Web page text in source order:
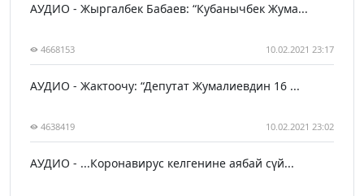
АУДИО - Жыргалбек Бабаев: “Кубанычбек Жума...
4668153 10.02.2021 23:17
АУДИО - Жактоочу: “Депутат Жумалиевдин 16 ...
4638419 10.02.2021 23:02
АУДИО - ...Коронавирус келгенине аябай сүй...